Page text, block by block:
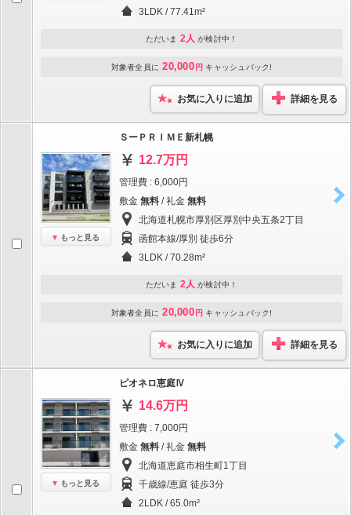
3LDK / 77.41m²
ただいま 2人 が検討中！
対象者全員に 20,000 円 キャッシュバック!
お気に入りに追加 詳細を見る
もっと見る
ＳーＰＲＩＭＥ新札幌
12.7万円
管理費 : 6,000円
敷金 無料 / 礼金 無料
北海道札幌市厚別区厚別中央五条2丁目
函館本線/厚別 徒歩6分
3LDK / 70.28m²
ただいま 2人 が検討中！
対象者全員に 20,000 円 キャッシュバック!
お気に入りに追加 詳細を見る
もっと見る
ピオネロ恵庭Ⅳ
14.6万円
管理費 : 7,000円
敷金 無料 / 礼金 無料
北海道恵庭市相生町1丁目
千歳線/恵庭 徒歩3分
2LDK / 65.0m²